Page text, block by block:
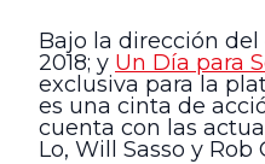
Bajo la dirección
2018; y Un Día para
exclusiva para la
es una cinta de
cuenta con las
Lo, Will Sasso y